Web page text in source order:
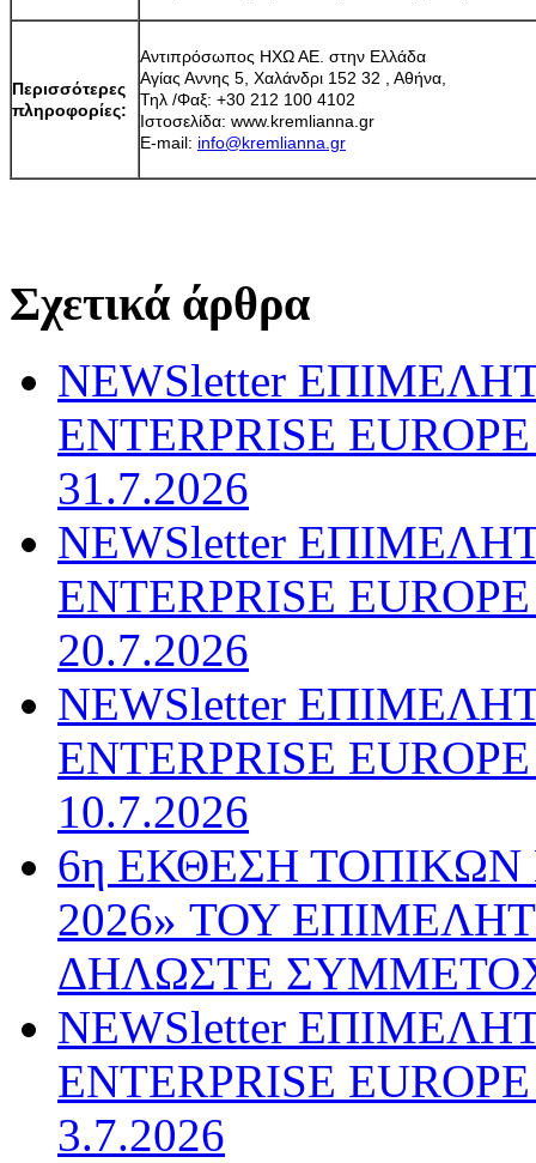
Περισσότερες
πληροφορίες:
Αντιπρόσωπος ΗΧΩ ΑΕ. στην Ελλάδα
Αγίας Αννης 5, Χαλάνδρι 152 32 , Αθήνα,
Τηλ /Φαξ: +30 212 100 4102
Ιστοσελίδα: www.kremlianna.gr
E-mail: info@kremlianna.gr
Σχετικά άρθρα
NEWSletter
ENTERPRISE
31.7.2026
NEWSletter
ENTERPRISE
20.7.2026
NEWSletter
ENTERPRISE
10.7.2026
6η ΕΚΘΕΣΗ ΤΟΠΙΚΩΝ
2026» ΤΟΥ
ΔΗΛΩΣΤΕ
NEWSletter
ENTERPRISE
3.7.2026